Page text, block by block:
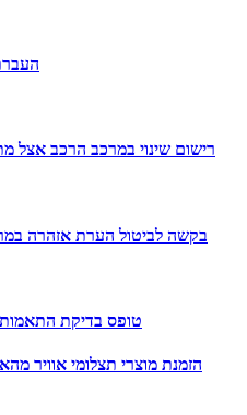
רישום שינוי במרכב הרכב אצל
בקשה לביטול הערת אזהרה
טופס בדיקת התאמות
הזמנת מוצרי תצלומי אוויר